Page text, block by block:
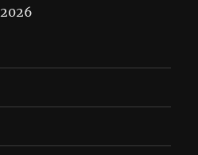
2026